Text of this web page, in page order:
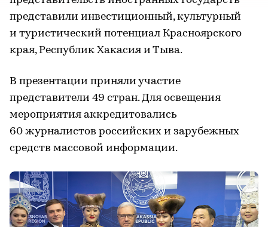
представили инвестиционный, культурный
и туристический потенциал Красноярского
края, Республик Хакасия и Тыва.
В презентации приняли участие
представители 49 стран. Для освещения
мероприятия аккредитовались
60 журналистов российских и зарубежных
средств массовой информации.